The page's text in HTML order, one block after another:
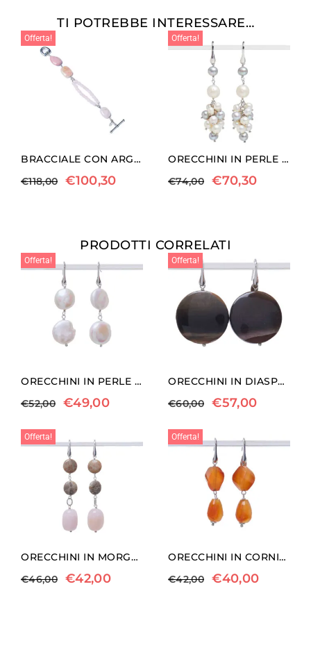
TI POTREBBE INTERESSARE…
Offerta!
BRACCIALE CON ARGENTO, MORGANITE E QUARZO ROSA
€118,00 €100,30
Offerta!
ORECCHINI IN PERLE BIANCHE E GRIGIE A GRAPPOLO
€74,00 €70,30
PRODOTTI CORRELATI
Offerta!
ORECCHINI IN PERLE ED ARGENTO
€52,00 €49,00
Offerta!
ORECCHINI IN DIASPRO LANDSCAPE
€60,00 €57,00
Offerta!
ORECCHINI IN MORGANITE E CORALLO FOSSILE
€46,00 €42,00
Offerta!
ORECCHINI IN CORNIOLA ED ARGENTO
€42,00 €40,00